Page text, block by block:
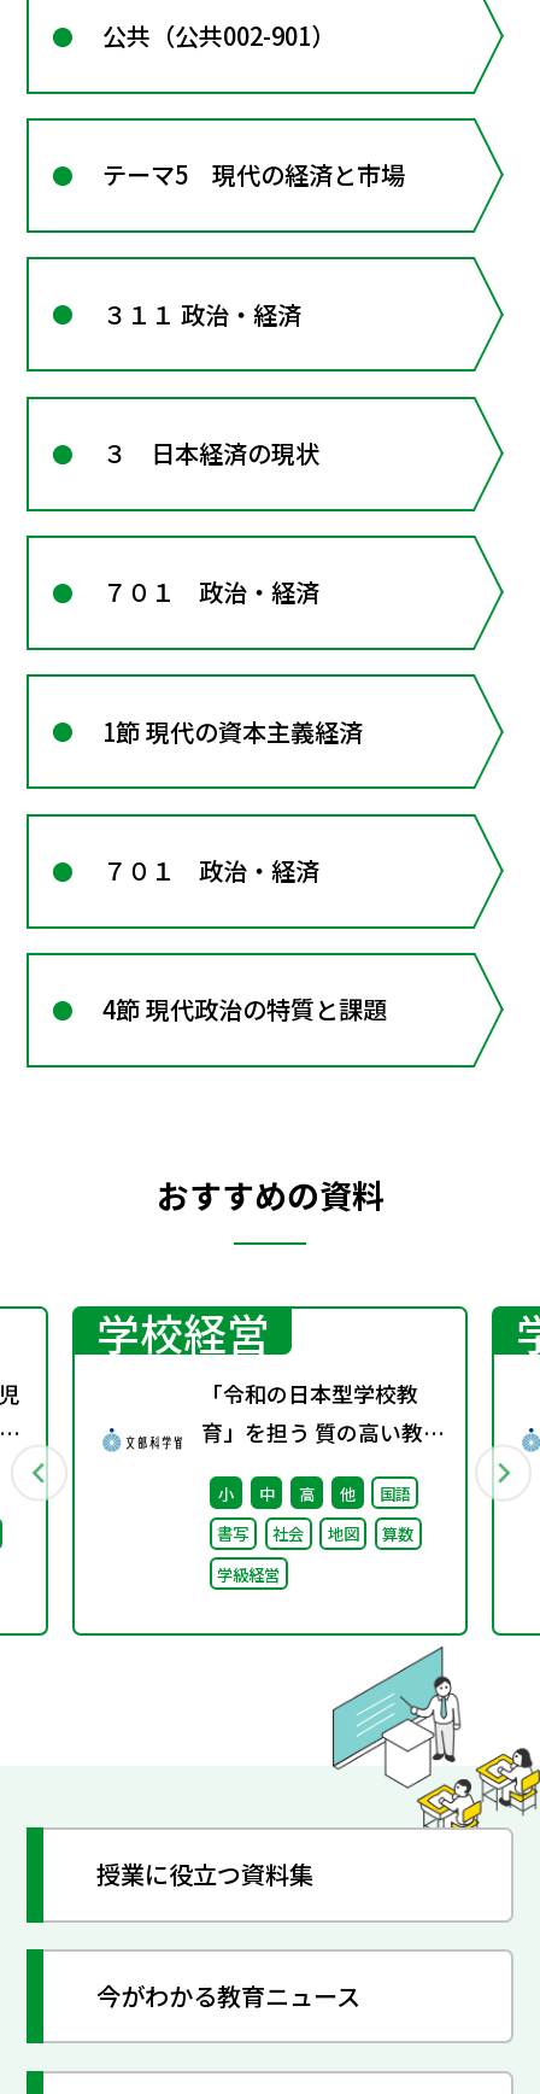
公共（公共002-901）
テーマ5 現代の経済と市場
３１１ 政治・経済
３ 日本経済の現状
７０１ 政治・経済
1節 現代の資本主義経済
７０１ 政治・経済
4節 現代政治の特質と課題
おすすめの資料
学校経営
「令和の日本型学校教
育」を担う 質の高い教師
の確保のための環境整備
に関する 総合的な方策に
ついて （答申）
小 中 高 他
国語
書写
社会 地図
算数
学級経営
授業に役立つ資料集
今がわかる教育ニュース